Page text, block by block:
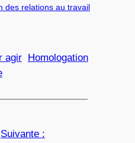
des relations au travail
agir Homologation
Suivante :